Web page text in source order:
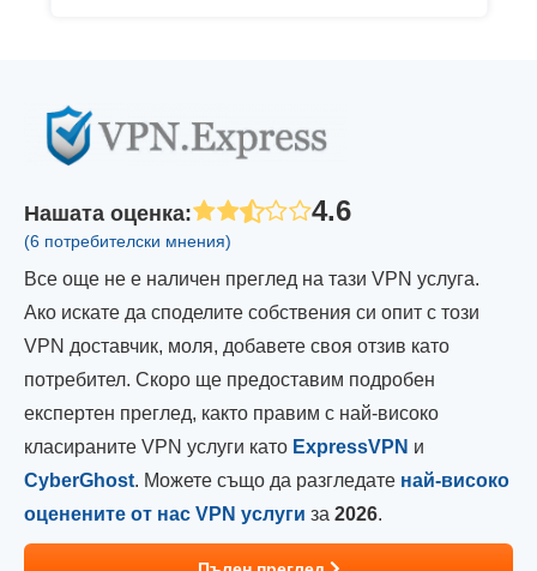
Нашата оценка: 4.6
(6 потребителски мнения)
Все още не е наличен преглед на тази VPN услуга.
Ако искате да споделите собствения си опит с този
VPN доставчик, моля, добавете своя отзив като
потребител. Скоро ще предоставим подробен
експертен преглед, както правим с най-високо
класираните VPN услуги като ExpressVPN и
CyberGhost. Можете също да разгледате най-високо
оценените от нас VPN услуги за 2026.